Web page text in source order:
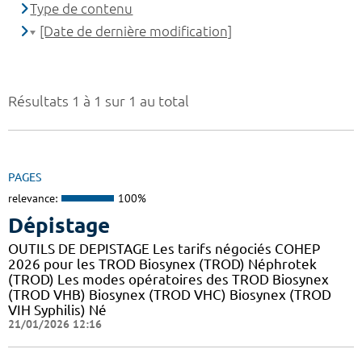
Résultats 1 à 1 sur 1 au total
PAGES
relevance: 100%
Dépistage
OUTILS DE DEPISTAGE Les tarifs négociés COHEP
2026 pour les TROD Biosynex (TROD) Néphrotek
(TROD) Les modes opératoires des TROD Biosynex
(TROD VHB) Biosynex (TROD VHC) Biosynex (TROD
VIH Syphilis) Né
21/01/2026 12:16
Type de contenu
[Date de dernière modification]